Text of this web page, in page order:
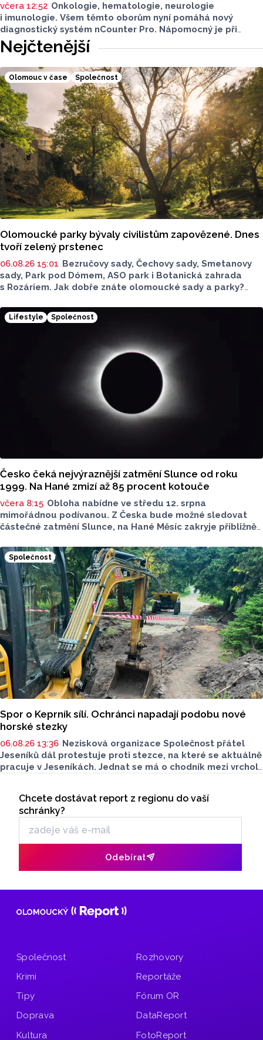
včera 12:52 Onkologie, hematologie, neurologie
i imunologie. Všem těmto oborům nyní pomáhá nový
diagnostický systém nCounter Pro. Nápomocný je při
správném určení příčin obtíží i v přesném a včasném
nasazení účinné léčby.
Nejčtenější
Olomouc v čase Společnost
Olomoucké parky bývaly civilistům zapovězené. Dnes
tvoří zelený prstenec
06.08.26 15:01 Bezručovy sady, Čechovy sady, Smetanovy
sady, Park pod Dómem, ASO park i Botanická zahrada
s Rozáriem. Jak dobře znáte olomoucké sady a parky?
které v nich jsou. Vždy tomu tak ale nebylo.
Lifestyle Společnost
Česko čeká nejvýraznější zatmění Slunce od roku
1999. Na Hané zmizí až 85 procent kotouče
včera 8:15 Obloha nabídne ve středu 12. srpna
mimořádnou podívanou. Z Česka bude možné sledovat
částečné zatmění Slunce, na Hané Měsíc zakryje přibližně
hvězdáře Michala půjde o nejvýraznější zatmění Slunce
pozorovatelné z Česka od roku 1999. Důležité ale bude
najít vhodné místo a především chránit zrak. Více povědel
v rozhovoru Radia Haná s Lukášem Kobzou.
Společnost
Spor o Keprník sílí. Ochránci napadají podobu nové
horské stezky
06.08.26 13:36 Nezisková organizace Společnost přátel
Jeseníků dál protestuje proti stezce, na které se aktuálně
pracuje v Jeseníkách. Jednat se má o chodník mezi vrcholy
mezi vrcholy podle nich není nutný.
Odběr newsletteru
Chcete dostávat report z regionu do vaší
schránky?
Odebírat
Společnost
Krimi
Tipy
Doprava
Kultura
Rozhovory
Reportáže
Fórum OR
DataReport
FotoReport